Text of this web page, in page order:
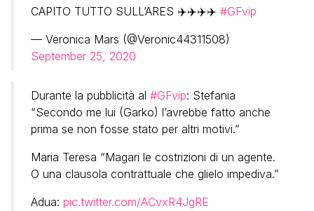
CAPITO TUTTO SULL’ARES ✈️✈️✈️✈️ #GFvip
— Veronica Mars (@Veronic44311508)
September 25, 2020
Durante la pubblicità al #GFvip: Stefania
“Secondo me lui (Garko) l’avrebbe fatto anche
prima se non fosse stato per altri motivi.”
Maria Teresa “Magari le costrizioni di un agente.
O una clausola contrattuale che glielo impediva.”
Adua: pic.twitter.com/ACvxR4JgRE